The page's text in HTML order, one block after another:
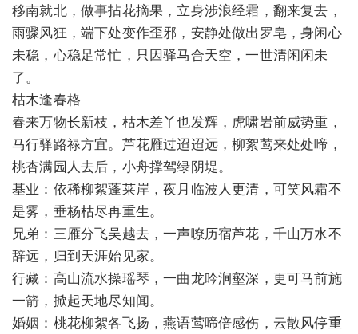
移南就北，做事拈花摘果，立身涉浪经霜，翻来复去，
雨骤风狂，端下处变作歪邪，安静处做出罗皂，身闲心
未稳，心稳足常忙，只因驿马合天空，一世清闲闲未
了。
枯木逢春格
春来万物长新枝，枯木差丫也发辉，虎啸岩前威势重，
马行驿路禄方宜。芦花雁过迢迢远，柳絮莺来处处啼，
桃杏满园人去后，小舟撑驾绿阴堤。
基业：依稀柳絮蓬莱岸，夜月临波人更清，可笑风霜不
是雾，垂杨枯尽再重生。
兄弟：三雁分飞吴越去，一声嘹历宿芦花，千山万水不
辞远，归到天涯始见家。
行藏：高山流水操瑶琴，一曲龙吟涧壑深，更可马前施
一箭，掀起天地尽知闻。
婚姻：桃花柳絮各飞扬，燕语莺啼倍感伤，云散风停重